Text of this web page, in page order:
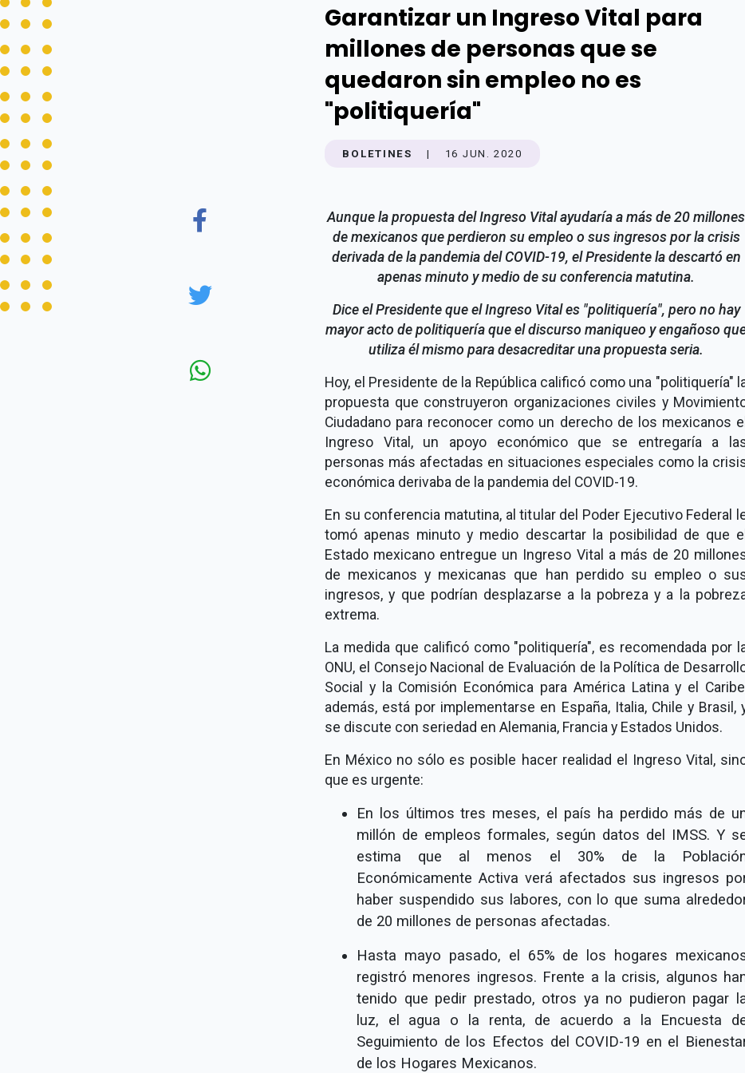
Garantizar un Ingreso Vital para
millones de personas que se
quedaron sin empleo no es
"politiquería"
BOLETINES | 16 JUN. 2020
Aunque la propuesta del Ingreso Vital ayudaría a más de 20 millones
de mexicanos que perdieron su empleo o sus ingresos por la crisis
derivada de la pandemia del COVID-19, el Presidente la descartó en
apenas minuto y medio de su conferencia matutina.
Dice el Presidente que el Ingreso Vital es "politiquería", pero no hay
mayor acto de politiquería que el discurso maniqueo y engañoso
utiliza él mismo para desacreditar una propuesta seria.
Hoy, el Presidente de la República calificó como una "politiquería"
propuesta que construyeron organizaciones civiles y
Ciudadano para reconocer como un derecho de los mexicanos el
Ingreso Vital, un apoyo económico que se entregaría a
personas más afectadas en situaciones especiales como la
económica derivaba de la pandemia del COVID-19.
En su conferencia matutina, al titular del Poder Ejecutivo Federal
tomó apenas minuto y medio descartar la posibilidad de que el
Estado mexicano entregue un Ingreso Vital a más de 20
de mexicanos y mexicanas que han perdido su empleo o
ingresos, y que podrían desplazarse a la pobreza y a la
extrema.
La medida que calificó como "politiquería", es recomendada por
ONU, el Consejo Nacional de Evaluación de la Política de
Social y la Comisión Económica para América Latina y el
además, está por implementarse en España, Italia, Chile y Brasil,
se discute con seriedad en Alemania, Francia y Estados Unidos.
En México no sólo es posible hacer realidad el Ingreso Vital,
que es urgente:
En los últimos tres meses, el país ha perdido más de
millón de empleos formales, según datos del IMSS. Y
estima que al menos el 30% de la
Económicamente Activa verá afectados sus ingresos
haber suspendido sus labores, con lo que suma
de 20 millones de personas afectadas.
Hasta mayo pasado, el 65% de los hogares
registró menores ingresos. Frente a la crisis, algunos
tenido que pedir prestado, otros ya no pudieron pagar
luz, el agua o la renta, de acuerdo a la Encuesta
Seguimiento de los Efectos del COVID-19 en el
de los Hogares Mexicanos.